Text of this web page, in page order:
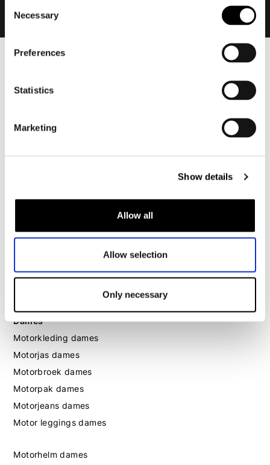
Selection
Necessary
Preferences
Statistics
Marketing
Show details
Allow all
Allow selection
Only necessary
Motorkleding heren
Motorpak heren
Motorhelm heren
Motorhandschoenen heren
Motorschoenen heren
Dames
Motorkleding dames
Motorjas dames
Motorbroek dames
Motorpak dames
Motorjeans dames
Motor leggings dames
Motorhelm dames